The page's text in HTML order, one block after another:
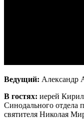
Ведущий: Александр
В гостях: иерей
Синодального отдела
святителя Николая